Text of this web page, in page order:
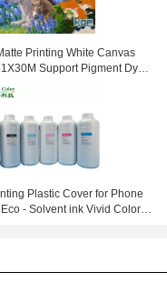
Printing White Canvas
Support Pigment Dye
Plastic Cover for Phone
Eco - Solvent ink Vivid Colors